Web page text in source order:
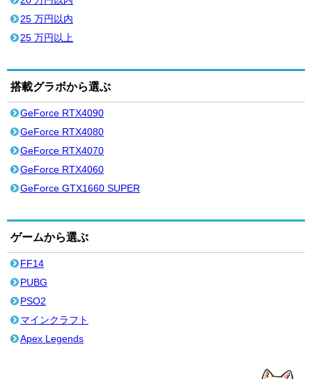
25 万円以内
25 万円以上
搭載グラボから選ぶ
GeForce RTX4090
GeForce RTX4080
GeForce RTX4070
GeForce RTX4060
GeForce GTX1660 SUPER
ゲームから選ぶ
FF14
PUBG
PSO2
マインクラフト
Apex Legends